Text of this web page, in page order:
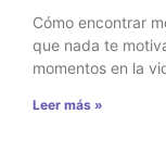
Cómo encontrar
que nada te
momentos en la
Leer más »